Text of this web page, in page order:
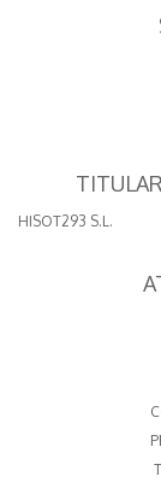
HISOT293 S.L.